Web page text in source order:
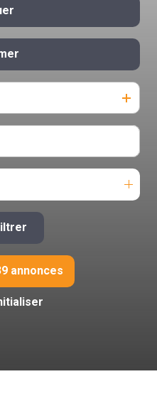
annonces